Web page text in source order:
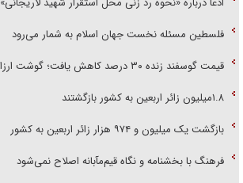
فلسطین مسئله نخست جهان اسلام به شمار می‌رود
قیمت گوسفند زنده ۳۰ درصد کاهش یافت؛ گوشت ارزان نشد
۱.۸میلیون زائر اربعین به کشور بازگشتند
بازگشت یک میلیون و ۹۷۴ هزار زائر اربعین به کشور
فرهنگ با بخشنامه و نگاه قیم‌مآبانه اصلاح نمی‌شود